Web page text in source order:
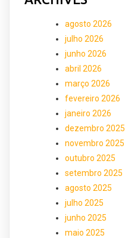
agosto 2026
julho 2026
junho 2026
abril 2026
março 2026
fevereiro 2026
janeiro 2026
dezembro 2025
novembro 2025
outubro 2025
setembro 2025
agosto 2025
julho 2025
junho 2025
maio 2025